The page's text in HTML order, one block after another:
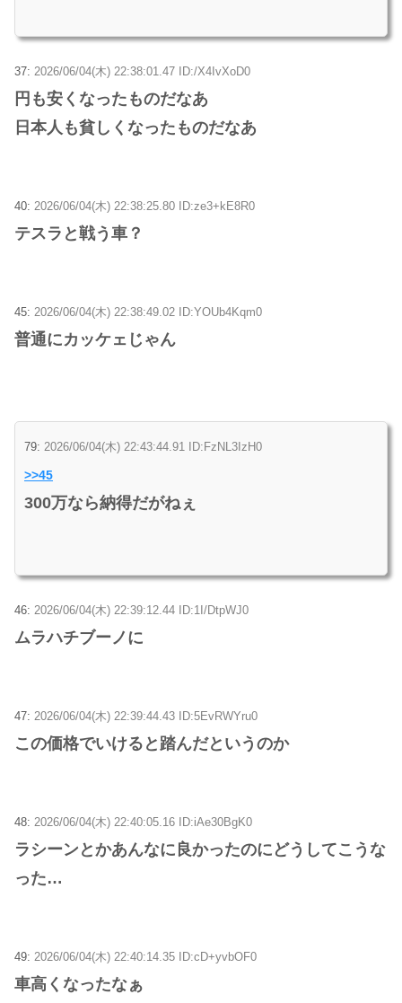
37: 2026/06/04(木) 22:38:01.47 ID:/X4IvXoD0
円も安くなったものだなあ
日本人も貧しくなったものだなあ
40: 2026/06/04(木) 22:38:25.80 ID:ze3+kE8R0
テスラと戦う車？
45: 2026/06/04(木) 22:38:49.02 ID:YOUb4Kqm0
普通にカッケェじゃん
79: 2026/06/04(木) 22:43:44.91 ID:FzNL3IzH0
>>45
300万なら納得だがねぇ
46: 2026/06/04(木) 22:39:12.44 ID:1I/DtpWJ0
ムラハチブーノに
47: 2026/06/04(木) 22:39:44.43 ID:5EvRWYru0
この価格でいけると踏んだというのか
48: 2026/06/04(木) 22:40:05.16 ID:iAe30BgK0
ラシーンとかあんなに良かったのにどうしてこうな
った…
49: 2026/06/04(木) 22:40:14.35 ID:cD+yvbOF0
車高くなったなぁ